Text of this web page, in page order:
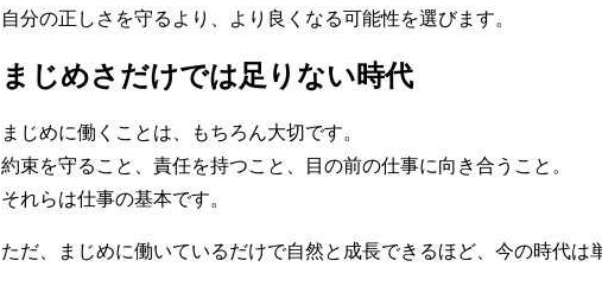
自分の正しさを守るより、より良くなる可能性を選びます。
まじめさだけでは足りない時代
まじめに働くことは、もちろん大切です。
約束を守ること、責任を持つこと、目の前の仕事に向き合うこと。
それらは仕事の基本です。
ただ、まじめに働いているだけで自然と成長できるほど、今の時代は